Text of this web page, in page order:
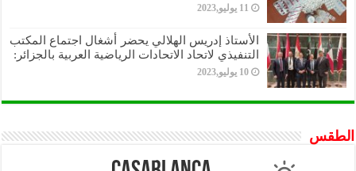
11 يوليو,2023
الأستاذ إدريس الهلالي يحضر أشغال اجتماع المكتب
التنفيذي لاتحاد الاتحادات الرياضية العربية بالجزائر:
10 يوليو,2023
الطقس